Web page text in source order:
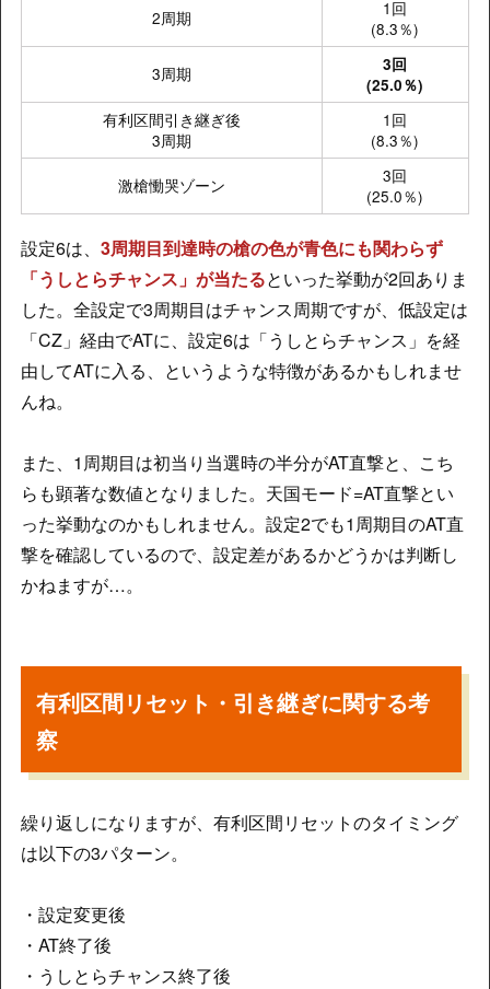
2周期
1回
(8.3％)
3周期
3回
(25.0％)
有利区間引き継ぎ後
3周期
1回
(8.3％)
激槍慟哭ゾーン
3回
(25.0％)
設定6は、 3周期目到達時の槍の色が青色にも関わらず
「うしとらチャンス」が当たるといった挙動が2回ありま
した。全設定で3周期目はチャンス周期ですが、低設定は
「CZ」経由でATに、設定6は「うしとらチャンス」を経
由してATに入る、というような特徴があるかもしれませ
んね。
また、1周期目は初当り当選時の半分がAT直撃と、こち
らも顕著な数値となりました。天国モード=AT直撃とい
った挙動なのかもしれません。設定2でも1周期目のAT直
撃を確認しているので、設定差があるかどうかは判断し
かねますが…。
有利区間リセット・引き継ぎに関する考
察
繰り返しになりますが、有利区間リセットのタイミング
は以下の3パターン。
・設定変更後
・AT終了後
・うしとらチャンス終了後